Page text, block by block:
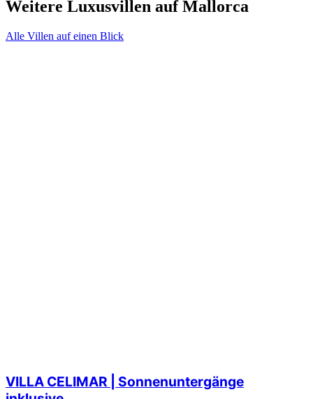
Weitere Luxusvillen auf Mallorca
Alle Villen auf einen Blick
VILLA CELIMAR | Sonnenuntergänge